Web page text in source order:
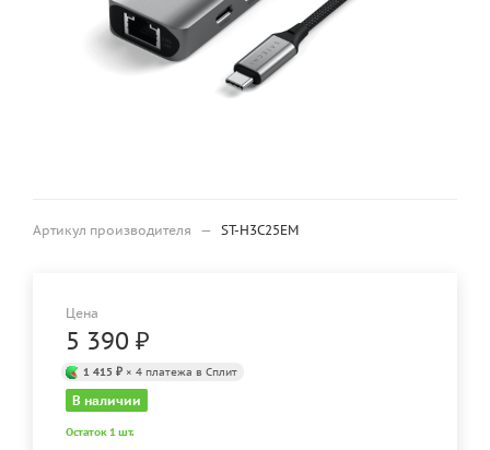
Артикул производителя — ST-H3C25EM
Цена
5 390 ₽
1 415 ₽ × 4 платежа в Сплит
В наличии
Остаток 1 шт.